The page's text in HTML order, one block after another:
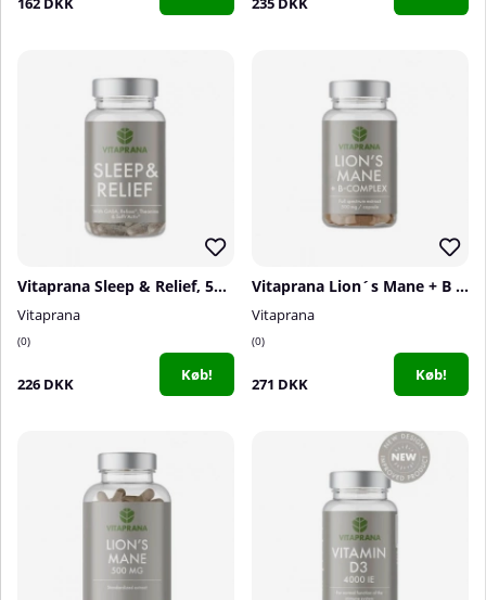
Vitaprana Sleep & Relief, 50 caps
Vitaprana
0
226 DKK Køb!
Vitaprana Lion´s Mane + B complex, 50 caps
Vitaprana
0
271 DKK Køb!